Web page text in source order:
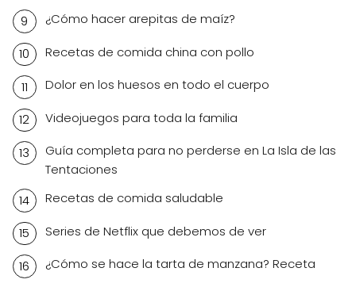
¿Cómo hacer arepitas de maíz?
Recetas de comida china con pollo
Dolor en los huesos en todo el cuerpo
Videojuegos para toda la familia
Guía completa para no perderse en La Isla de las
Tentaciones
Recetas de comida saludable
Series de Netflix que debemos de ver
¿Cómo se hace la tarta de manzana? Receta